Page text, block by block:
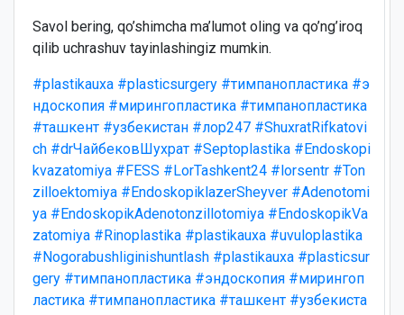
Savol bering, qo’shimcha ma’lumot oling va qo’ng’iroq
qilib uchrashuv tayinlashingiz mumkin.
#plastikauxa #plasticsurgery #тимпанопластика #э
ндоскопия #мирингопластика #тимпанопластика
#ташкент #узбекистан #лор247 #ShuxratRifkatovi
ch #drЧайбековШухрат #Septoplastika #Endoskopi
kvazatomiya #FESS #LorTashkent24 #lorsentr #Ton
zilloektomiya #EndoskopiklazerSheyver #Adenotomi
ya #EndoskopikAdenotonzillotomiya #EndoskopikVa
zatomiya #Rinoplastika #plastikauxa #uvuloplastika
#Nogorabushliginishuntlash #plastikauxa #plasticsur
gery #тимпанопластика #эндоскопия #мирингоп
ластика #тимпанопластика #ташкент #узбекиста